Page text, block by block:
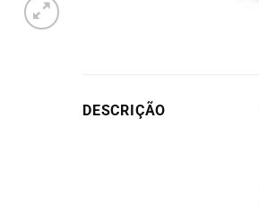
DESCRIÇÃO